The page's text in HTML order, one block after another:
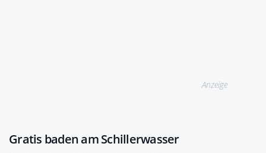
Anzeige
Gratis baden am Schillerwasser